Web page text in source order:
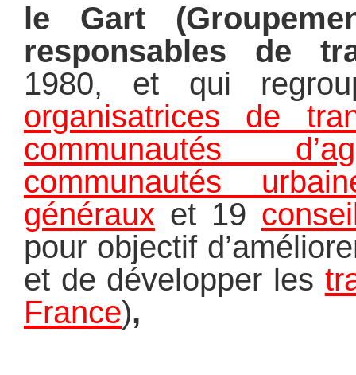
le Gart (G
responsables de
1980, et qui
organisatrices de
communautés
communautés
généraux et 19
pour objectif
et de développer les
France),